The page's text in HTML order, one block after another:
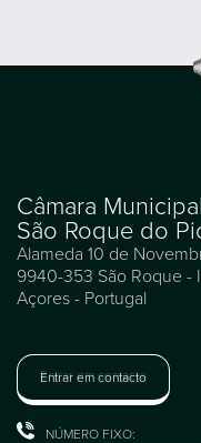
Câmara
São Roque do
Alameda 10 de
9940-353 São Roque -
Açores - Portugal
Entrar em contacto
NÚMERO FIXO: